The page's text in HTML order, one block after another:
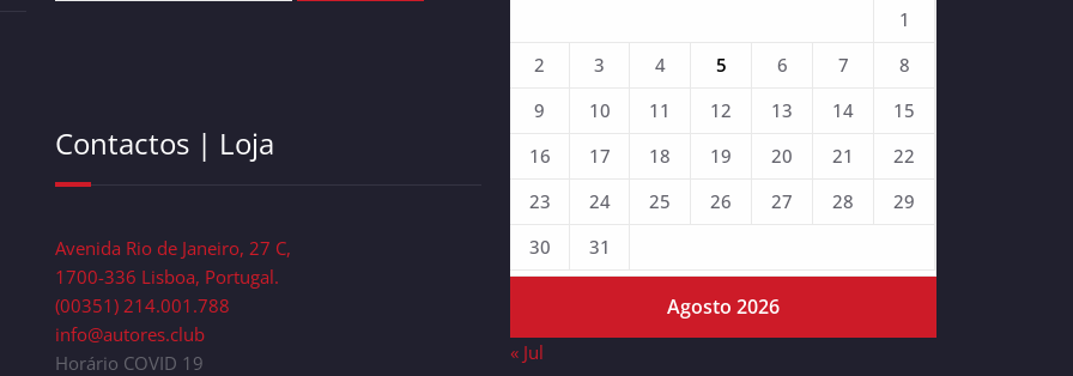
Contactos | Loja
Avenida Rio de Janeiro, 27 C,
1700-336 Lisboa, Portugal.
(00351) 214.001.788
info@autores.club
Horário COVID 19
Agosto 2026
1
2
3 4 5 6 7
8
9
10 11 12 13 14
15
16
17 18 19 20 21
22
23
24 25 26 27 28
29
30
31
« Jul